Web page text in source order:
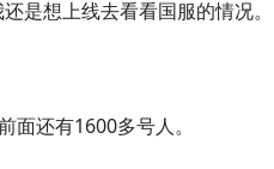
是想上线去看看国服的情况。
还有1600多号人。